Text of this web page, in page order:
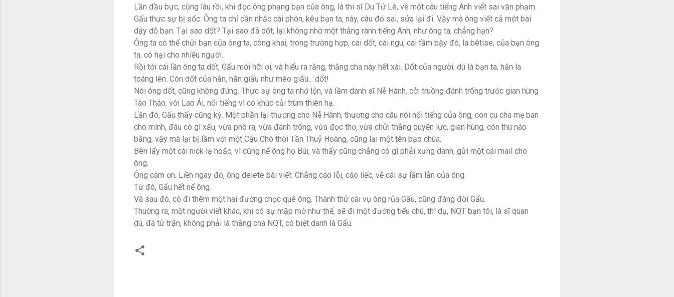
Lần đầu bực, cũng lâu rồi, khi đọc ông phạng bạn của ông, là thi sĩ Du Tử Lê, về một câu tiếng Anh viết sai văn phạm.
Gấu thực sự bị sốc. Ông ta chỉ cần nhắc cái phôn, kêu bạn ta, này, câu đó sai, sửa lại đi. Vậy mà ông viết cả một bài
dậy dỗ bạn. Tại sao dốt? Tại sao đã dốt, lại không nhờ một thằng rành tiếng Anh, như ông ta, chẳng hạn?
Ông ta có thể chửi bạn của ông ta, công khai, trong trường hợp, cái dốt, cái ngu, cái tầm bậy đó, la bêtise, của bạn ông
ta, có hại cho nhiều người.
Rồi tới cái lần ông ta dốt, Gấu mới hỡi ơi, và hiểu ra rằng, thằng cha này hết xài. Dốt của người, dù là bạn ta, hắn la
toáng lên. Còn dốt của hắn, hắn giấu như mèo giấu... dốt!
Nói ông dốt, cũng không đúng. Thực sự ông ta nhớ lộn, và lầm danh sĩ Nễ Hành, cởi truồng đánh trống trước gian hùng
Tào Tháo, với Lao Ái, nổi tiếng vì có khúc củi trùm thiên hạ.
Lần đó, Gấu thấy cũng kỳ. Một phần lại thương cho Nễ Hành, thương cho câu nói nổi tiếng của ông, con cu cha mẹ ban
cho mình, đâu có gì xấu, vừa phô ra, vừa đánh trống, vừa đọc thơ, vừa chửi thằng quyền lực, gian hùng, còn thú nào
bằng, vậy mà lại bị lầm với một Cậu Chó thời Tần Thuỷ Hoàng, cũng lại một tên bạo chúa.
Bèn lấy một cái nick lạ hoắc, vì cũng nể ông họ Bùi, và thấy cũng chẳng có gì phải xưng danh, gửi một cái mail cho
ông.
Ông cám ơn. Liền ngay đó, ông delete bài viết. Chẳng cáo lỗi, cáo liếc, về cái sự lầm lẫn của ông.
Từ đó, Gấu hết nể ông.
Và sau đó, có đi thêm một hai đường chọc quê ông. Thành thử cái vụ ông rủa Gấu, cũng đáng đời Gấu.
Thuờng ra, một người viết khác, khi có sự mập mờ như thế, sẽ đi một đường tiểu chú, thí dụ, NQT bạn tôi, là sĩ quan
dù, đã tử trận, không phải là thằng cha NQT, có biệt danh là Gấu.